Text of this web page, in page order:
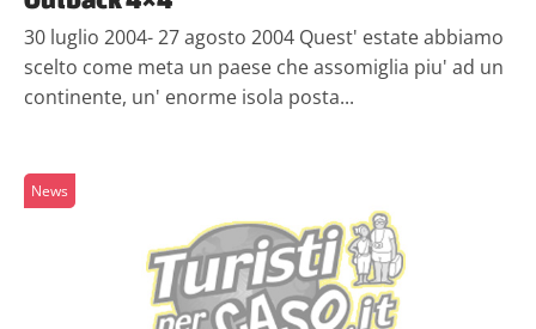
30 luglio 2004- 27 agosto 2004 Quest' estate abbiamo
scelto come meta un paese che assomiglia piu' ad un
continente, un' enorme isola posta...
News